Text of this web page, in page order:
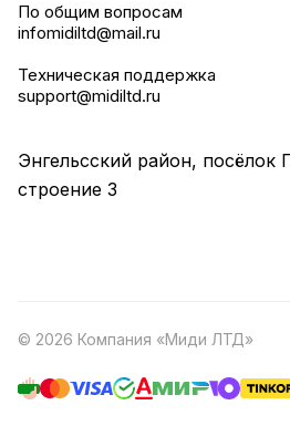
По общим вопросам
infomidiltd@mail.ru
Техническая поддержка
support@midiltd.ru
Энгельсский район, посёлок
строение 3
© 2026 Компания «Миди ЛТД»